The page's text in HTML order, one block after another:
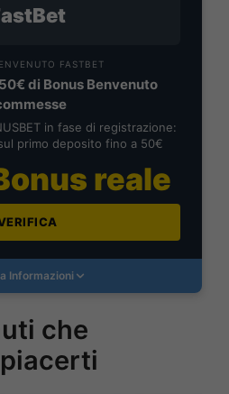
FASTBET
di Bonus Benvenuto
in fase di registrazione:
primo deposito fino a 50€
reale
Informazioni
che